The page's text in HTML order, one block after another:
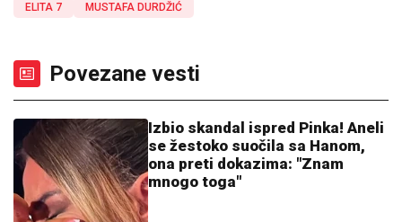
ELITA 7
MUSTAFA DURDŽIĆ
Povezane vesti
Izbio skandal ispred Pinka! Aneli
se žestoko suočila sa Hanom,
ona preti dokazima: "Znam
mnogo toga"